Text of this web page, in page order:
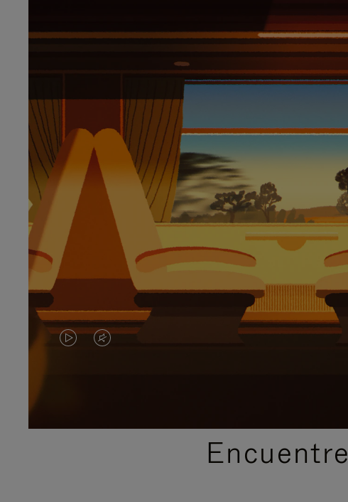
EL
ESTÁ
EL
VÍDEO